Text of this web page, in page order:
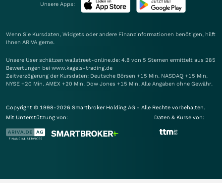
Unsere Apps:
Wenn Sie Kursdaten, Widgets oder andere Finanzinformationen benötigen, hilft
Ihnen ARIVA gerne.
Unsere User schätzen wallstreet-online.de: 4.8 von 5 Sternen ermittelt aus 285
Bewertungen bei www.kagels-trading.de
Zeitverzögerung der Kursdaten: Deutsche Börsen +15 Min. NASDAQ +15 Min.
NYSE +20 Min. AMEX +20 Min. Dow Jones +15 Min. Alle Angaben ohne Gewähr.
Copyright © 1998-2026 Smartbroker Holding AG - Alle Rechte vorbehalten.
Mit Unterstützung von:
Daten & Kurse von: